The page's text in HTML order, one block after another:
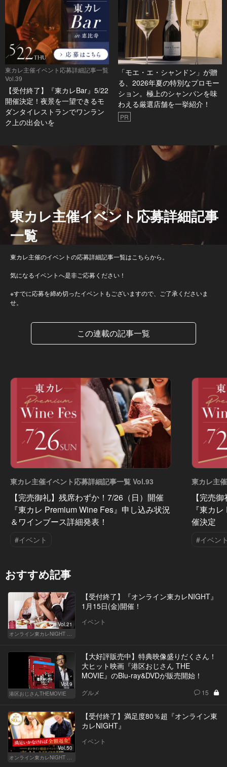
東カレ主催イベント応募詳細記事一覧
Vol.39
【受付終了】『東カレBar』5/22
開催決定！夜景を一望できるモ
ダンタイレストランでワンラン
ク上の出会いを
「モエ・エ・シャンドン」が贈
る、2026年夏の特別なプロモー
ション。極上のシャンパンを味
わえる厳選店舗を一挙紹介！
PR
東カレ主催イベント応募詳細記事
一覧
東カレ主催のイベントの応募詳細記事一覧はこちらから。
気になるイベントへ是非ご応募ください！
※すでに応募を締め切ったイベントもございますので、ご了承くださいま
せ。
この連載の記事一覧
東カレ主催イベント応募詳細記事一覧 Vol.93
【完売御礼】残席わずか！7/26（日）開催
『東カレ Premium Wine Fes』申し込み状況
＆ワインブース詳細発表！
#イベント
東カレ主
【完売
『東カ
催決定
#イベン
おすすめ記事
Vol.21
オンライン東カレNIGHT イベント募集
【受付終了】『オンライン東カレNIGHT』
1月15日(金)開催！
イベント
Vol.9
港区おじさんTHEMOVIE
【大好評販売中】特典映像盛りだくさん！
大ヒット映画『港区おじさん THE
MOVIE』のBlu-ray&DVDが販売開始！
グルメ 15
Vol.50
オンライン東カレNIGHT イベント募集
【受付終了】満足度80％超『オンライン東
カレNIGHT』
イベント